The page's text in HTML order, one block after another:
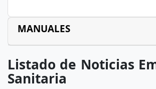
MANUALES
Listado de Noticias
Sanitaria